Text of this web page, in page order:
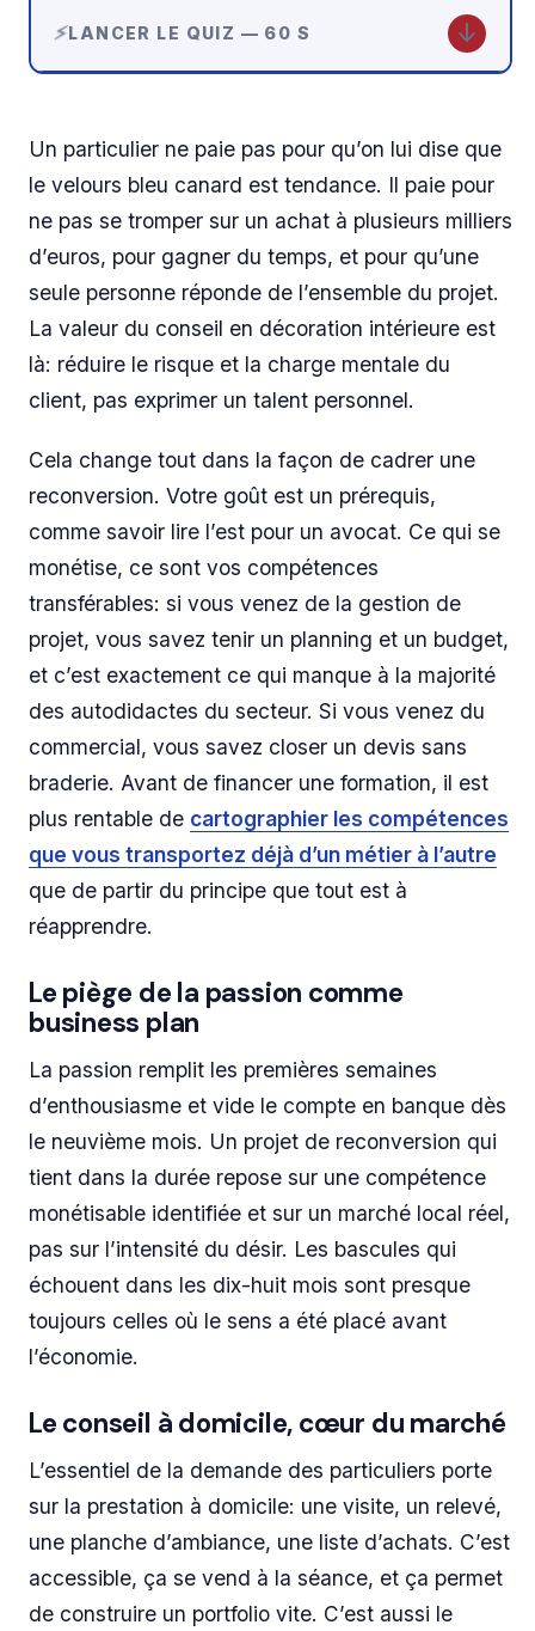
LANCER LE QUIZ — 60 S ↓
Un particulier ne paie pas pour qu’on lui dise que
le velours bleu canard est tendance. Il paie pour
ne pas se tromper sur un achat à plusieurs milliers
d’euros, pour gagner du temps, et pour qu’une
seule personne réponde de l’ensemble du projet.
La valeur du conseil en décoration intérieure est
là: réduire le risque et la charge mentale du
client, pas exprimer un talent personnel.
Cela change tout dans la façon de cadrer une
reconversion. Votre goût est un prérequis,
comme savoir lire l’est pour un avocat. Ce qui se
monétise, ce sont vos compétences
transférables: si vous venez de la gestion de
projet, vous savez tenir un planning et un budget,
et c’est exactement ce qui manque à la majorité
des autodidactes du secteur. Si vous venez du
commercial, vous savez closer un devis sans
braderie. Avant de financer une formation, il est
plus rentable de cartographier les compétences
que vous transportez déjà d’un métier à l’autre
que de partir du principe que tout est à
réapprendre.
Le piège de la passion comme
business plan
La passion remplit les premières semaines
d’enthousiasme et vide le compte en banque dès
le neuvième mois. Un projet de reconversion qui
tient dans la durée repose sur une compétence
monétisable identifiée et sur un marché local réel,
pas sur l’intensité du désir. Les bascules qui
échouent dans les dix-huit mois sont presque
toujours celles où le sens a été placé avant
l’économie.
Le conseil à domicile, cœur du marché
L’essentiel de la demande des particuliers porte
sur la prestation à domicile: une visite, un relevé,
une planche d’ambiance, une liste d’achats. C’est
accessible, ça se vend à la séance, et ça permet
de construire un portfolio vite. C’est aussi le